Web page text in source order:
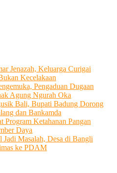
Jenazah, Keluarga Curigai
Kecelakaan
Pengaduan Dugaan
Agung Ngurah Oka
Bali, Bupati Badung Dorong
dan Bankamda
Program Ketahanan Pangan
Daya
Jadi Masalah, Desa di Bangli
ke PDAM